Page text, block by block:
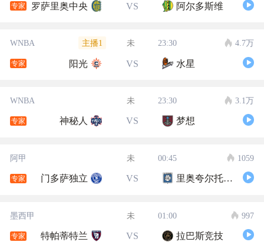
专家 罗萨里奥中央 VS 阿尔多斯维
WNBA 主播1 未 23:30 4.7万
专家 阳光 VS 水星
WNBA 未 23:30 3.1万
专家 神秘人 VS 梦想
阿甲 未 00:45 1059
专家 门多萨独立 VS 里奥夸尔托学生队
墨西甲 未 01:00 997
专家 特帕蒂特兰 VS 拉巴斯竞技